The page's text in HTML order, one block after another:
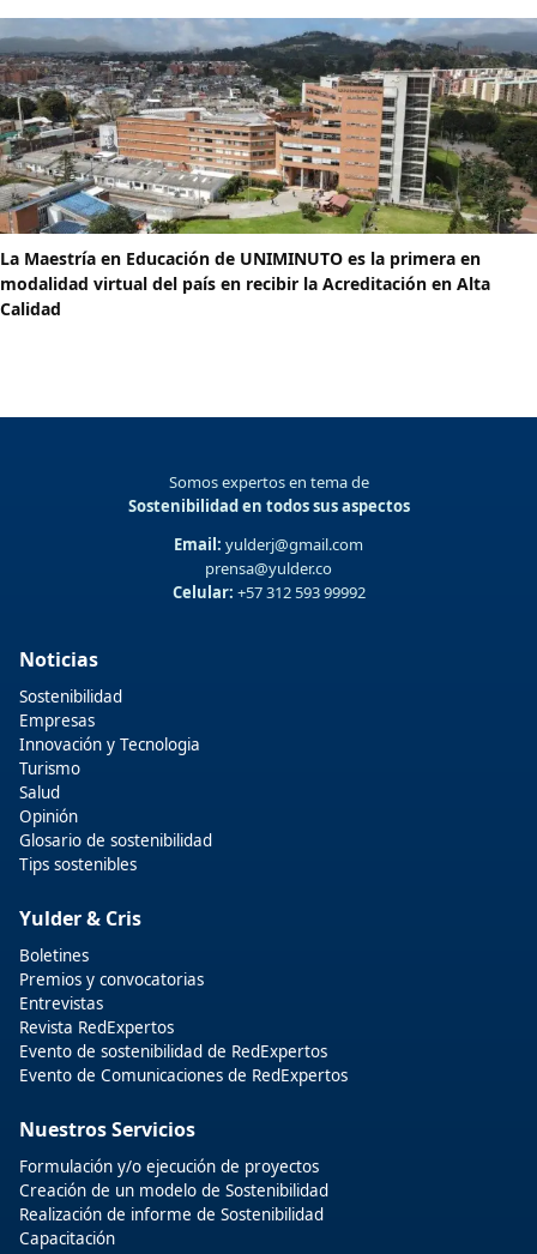
La Maestría en Educación de UNIMINUTO es la primera en
modalidad virtual del país en recibir la Acreditación en Alta
Calidad
Somos expertos en tema de
Sostenibilidad en todos sus aspectos
Email: yulderj@gmail.com
prensa@yulder.co
Celular: +57 312 593 99992
Noticias
Sostenibilidad
Empresas
Innovación y Tecnologia
Turismo
Salud
Opinión
Glosario de sostenibilidad
Tips sostenibles
Yulder & Cris
Boletines
Premios y convocatorias
Entrevistas
Revista RedExpertos
Evento de sostenibilidad de RedExpertos
Evento de Comunicaciones de RedExpertos
Nuestros Servicios
Formulación y/o ejecución de proyectos
Creación de un modelo de Sostenibilidad
Realización de informe de Sostenibilidad
Capacitación